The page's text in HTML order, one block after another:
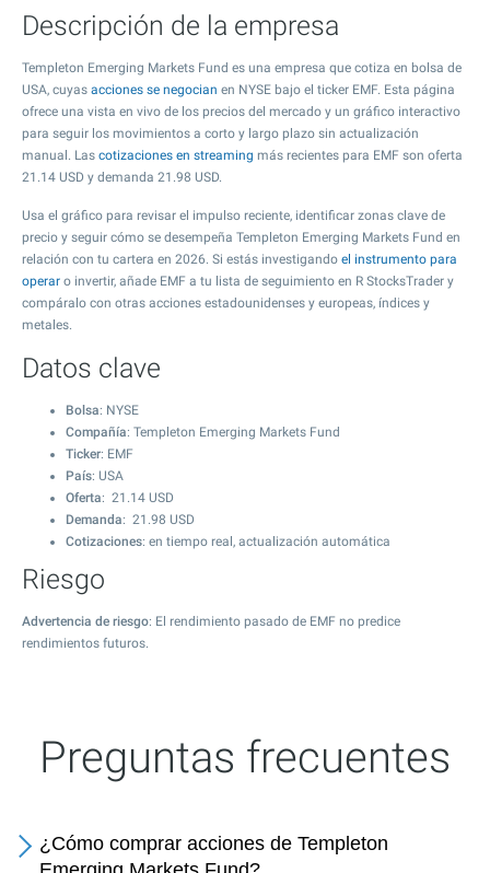
Descripción de la empresa
Templeton Emerging Markets Fund es una empresa que cotiza en bolsa de
USA, cuyas acciones se negocian en NYSE bajo el ticker EMF. Esta página
ofrece una vista en vivo de los precios del mercado y un gráfico interactivo
para seguir los movimientos a corto y largo plazo sin actualización
manual. Las cotizaciones en streaming más recientes para EMF son oferta
21.14 USD y demanda 21.98 USD.
Usa el gráfico para revisar el impulso reciente, identificar zonas clave de
precio y seguir cómo se desempeña Templeton Emerging Markets Fund en
relación con tu cartera en 2026. Si estás investigando el instrumento para
operar o invertir, añade EMF a tu lista de seguimiento en R StocksTrader y
compáralo con otras acciones estadounidenses y europeas, índices y
metales.
Datos clave
Bolsa: NYSE
Compañía: Templeton Emerging Markets Fund
Ticker: EMF
País: USA
Oferta: 21.14 USD
Demanda: 21.98 USD
Cotizaciones: en tiempo real, actualización automática
Riesgo
Advertencia de riesgo: El rendimiento pasado de EMF no predice
rendimientos futuros.
Preguntas frecuentes
¿Cómo comprar acciones de Templeton